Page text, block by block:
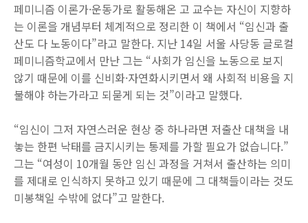
페미니즘 이론가·운동가로 활동해온 고 교수는 자신이 지향하
는 이론을 개념부터 체계적으로 정리한 이 책에서 “임신과 출
산도 다 노동이다”라고 말한다. 지난 14일 서울 사당동 글로컬
페미니즘학교에서 만난 그는 “사회가 임신을 노동으로 보지
않기 때문에 이를 신비화·자연화시키면서 왜 사회적 비용을 지
불해야 하는가라고 되묻게 되는 것”이라고 말했다.
“임신이 그저 자연스러운 현상 중 하나라면 저출산 대책을 내
놓는 한편 낙태를 금지시키는 통제를 가할 필요가 없습니다.”
그는 “여성이 10개월 동안 임신 과정을 거쳐서 출산하는 의미
를 제대로 인식하지 못하고 있기 때문에 그 대책들이라는 것도
미봉책일 수밖에 없다”고 말한다.